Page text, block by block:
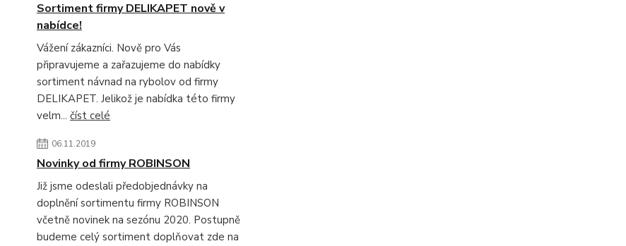
Sortiment firmy DELIKAPET nově v
nabídce!
Vážení zákazníci. Nově pro Vás
připravujeme a zařazujeme do nabídky
sortiment návnad na rybolov od firmy
DELIKAPET. Jelikož je nabídka této firmy
velm... číst celé
06.11.2019
Novinky od firmy ROBINSON
Již jsme odeslali předobjednávky na
doplnění sortimentu firmy ROBINSON
včetně novinek na sezónu 2020. Postupně
budeme celý sortiment doplňovat zde na